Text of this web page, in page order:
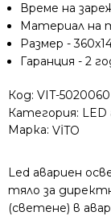
2
часа
Време на
Материал на
Размер -
Гаранция - 2
Код: VIT-5020060
Категория: LED
Марка: VİTO
Led авариен
тяло за
(светене) в